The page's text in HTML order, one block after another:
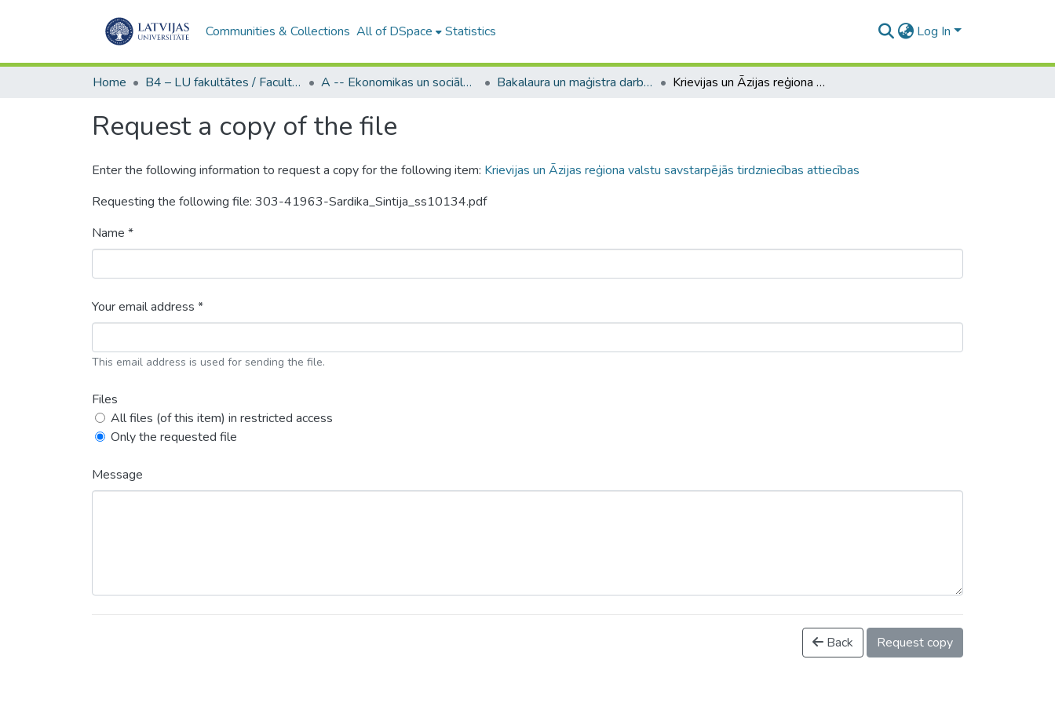
Communities & Collections All of DSpace Statistics Log In
Home B4 – LU fakultātes / Faculties of the UL A -- Ekonomikas un sociālo zinātņu fakultāte / Faculty of Economics and Social Sciences Bakalaura un maģistra darbi (ESZF) / Bachelor's and Master's theses Krievijas un Āzijas reģiona valstu savstarpējās tirdzniecības attiecības
Request a copy of the file
Enter the following information to request a copy for the following item: Krievijas un Āzijas reģiona valstu savstarpējās tirdzniecības attiecības
Requesting the following file: 303-41963-Sardika_Sintija_ss10134.pdf
Name *
Your email address *
This email address is used for sending the file.
Files
All files (of this item) in restricted access
Only the requested file
Message
Back Request copy